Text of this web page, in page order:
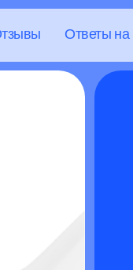
Ответы на вопросы